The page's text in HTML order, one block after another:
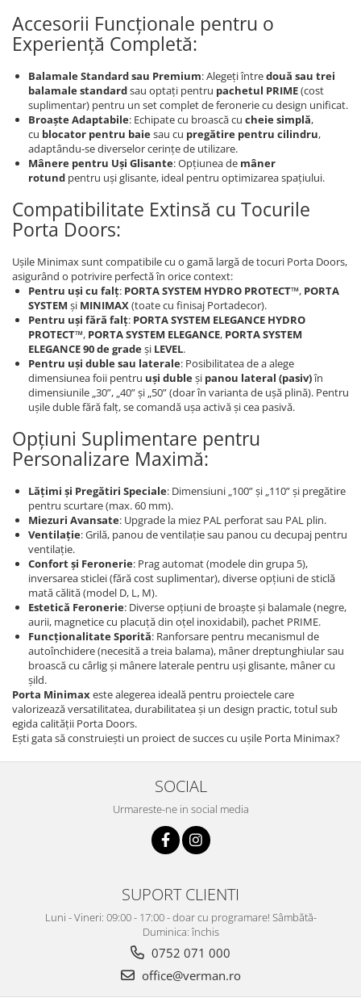
Accesorii Funcționale pentru o
Experiență Completă:
Balamale Standard sau Premium: Alegeți întredouă sau trei
balamale standardsau optați pentru pachetul PRIME(cost
suplimentar) pentru un set complet de feronerie cu design unificat.
Broaște Adaptabile: Echipate cu broască cu cheie simplă,
cu blocator pentru baiesau cu pregătire pentru cilindru,
adaptându-se diverselor cerințe de utilizare.
Mânere pentru Uși Glisante: Opțiunea de mâner
rotund pentru uși glisante, ideal pentru optimizarea spațiului.
Compatibilitate Extinsă cu Tocurile
Porta Doors:
Ușile Minimax sunt compatibile cu o gamă largă de tocuri Porta Doors,
asigurând o potrivire perfectă în orice context:
Pentru uși cu falț: PORTA SYSTEM HYDRO PROTECT™, PORTA
SYSTEM și MINIMAX(toate cu finisaj Portadecor).
Pentru uși fără falț: PORTA SYSTEM ELEGANCE HYDRO
PROTECT™, PORTA SYSTEM ELEGANCE, PORTA SYSTEM
ELEGANCE 90 de gradeși LEVEL.
Pentru uși duble sau laterale: Posibilitatea de a alege
dimensiunea foii pentru uși dubleși panou lateral (pasiv)în
dimensiunile „30”, „40” și „50” (doar în varianta de ușă plină). Pentru
ușile duble fără falț, se comandă ușa activă și cea pasivă.
Opțiuni Suplimentare pentru
Personalizare Maximă:
Lățimi și Pregătiri Speciale: Dimensiuni „100” și „110” și pregătire
pentru scurtare (max. 60 mm).
Miezuri Avansate: Upgrade la miez PAL perforat sau PAL plin.
Ventilație: Grilă, panou de ventilație sau panou cu decupaj pentru
ventilație.
Confort și Feronerie: Prag automat (modele din grupa 5),
inversarea sticlei (fără cost suplimentar), diverse opțiuni de sticlă
mată călită (model D, L, M).
Estetică Feronerie: Diverse opțiuni de broaște și balamale (negre,
aurii, magnetice cu placuță din oțel inoxidabil), pachet PRIME.
Funcționalitate Sporită: Ranforsare pentru mecanismul de
autoînchidere (necesită a treia balama), mâner dreptunghiular sau
broască cu cârlig și mânere laterale pentru uși glisante, mâner cu
șild.
Porta Minimaxeste alegerea ideală pentru proiectele care
valorizează versatilitatea, durabilitatea și un design practic, totul sub
egida calității Porta Doors.
Ești gata să construiești un proiect de succes cu ușile Porta Minimax?
SOCIAL
Urmareste-ne in social media
SUPORT CLIENTI
Luni - Vineri: 09:00 - 17:00 - doar cu programare! Sâmbătă-
Duminica: închis
0752 071 000
office@verman.ro